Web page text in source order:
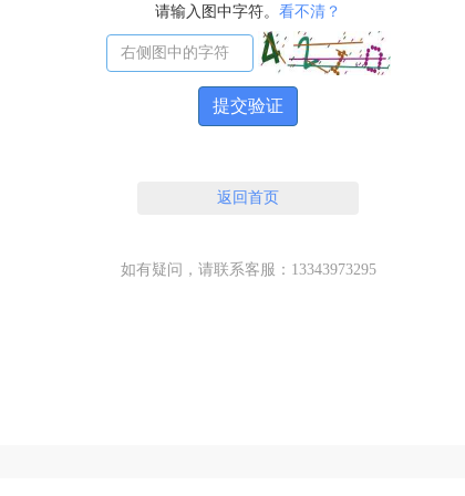
请输入图中字符。 看不清？
提交验证
返回首页
如有疑问，请联系客服：13343973295